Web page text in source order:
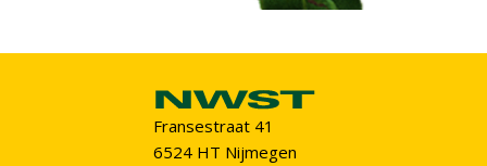
Fransestraat 41
6524 HT Nijmegen